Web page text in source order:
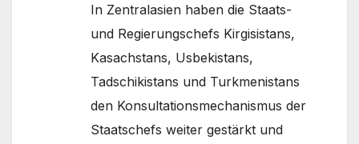
In Zentralasien haben die Staats-
und Regierungschefs Kirgisistans,
Kasachstans, Usbekistans,
Tadschikistans und Turkmenistans
den Konsultationsmechanismus der
Staatschefs weiter gestärkt und